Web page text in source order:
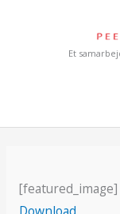
Et
[featured_image]
Download